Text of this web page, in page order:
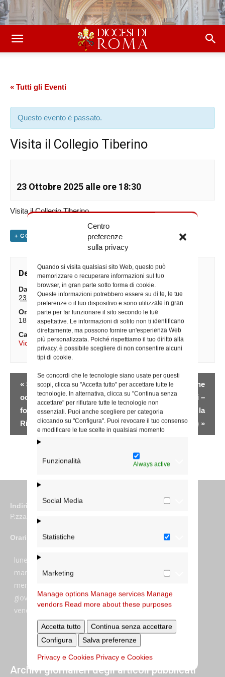
Centro
preferenze
sulla privacy
Quando si visita qualsiasi sito Web, questo può
memorizzare o recuperare informazioni sul tuo
browser, in gran parte sotto forma di cookie.
Queste informazioni potrebbero essere su di te, le tue
preferenze o il tuo dispositivo e sono utilizzate in gran
parte per far funzionare il sito secondo le tue
aspettative. Le informazioni di solito non ti identificano
direttamente, ma possono fornire un'esperienza Web
più personalizzata. Poiché rispettiamo il tuo diritto alla
privacy, è possibile scegliere di non consentire alcuni
tipi di cookie.
Se concordi che le tecnologie siano usate per questi
scopi, clicca su "Accetta tutto" per accettare tutte le
tecnologie. In alternativa, clicca su "Continua senza
accettare" per rifiutare tutte le tecnologie non
essenziali. Puoi anche scegliere per categoria
cliccando su "Configura". Puoi revocare il tuo consenso
e modificare le tue scelte in qualsiasi momento
Funzionalità Always active
Social Media
Statistiche
Marketing
Manage options Manage services Manage
vendors Read more about these purposes
Accetta tutto
Continua senza accettare
Configura
Salva preferenze
Privacy e Cookies Privacy e Cookies
« Tutti gli Eventi
Questo evento è passato.
Visita il Collegio Tiberino
23 Ottobre 2025 alle ore 18:30
Visita il Collegio Tiberino
+ GOOGLE CALENDAR + ESPORTA IN ICAL
Dettagli
Data:
23 Ottobre 2025
Ora:
18:30
Categoria Evento:
Vicario Generale
Evento
Navigazione
« Santa Messa in
occasione del 150° di
fondazione delle Suore
Riparatrici
Corso di formazione
base per catechisti –
online (Uff. per la
Catechesi) »
Indirizzo
P.zza S. Giovanni in Laterano 6 00184 Roma
Orari
lunedi:
martedi:
mercoledi:
giovedi:
7:45–13:45
venerdi:
7:45–13:45
Archivi giornalieri degli articoli pubblicati